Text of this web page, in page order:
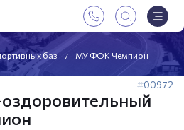
баз МУ ФОК Чемпион
00972